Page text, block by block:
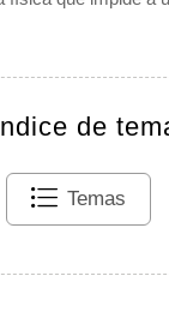
de
Temas